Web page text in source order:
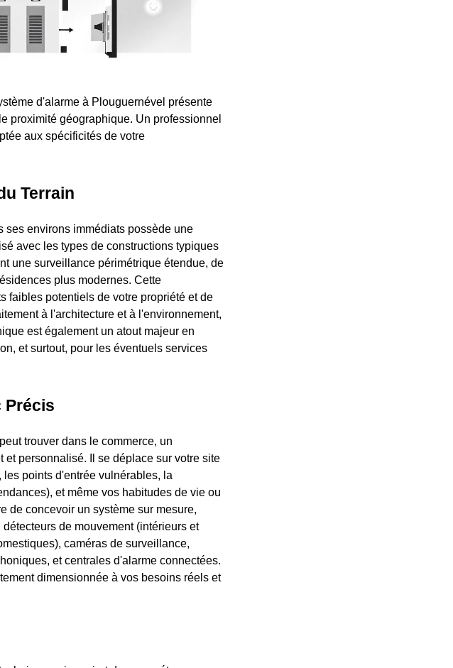
d'alarme à Plouguernével présente
proximité géographique. Un professionnel
aux spécificités de votre
Terrain
ses environs immédiats possède une
avec les types de constructions typiques
une surveillance périmétrique étendue, de
plus modernes. Cette
faibles potentiels de votre propriété et de
à l'architecture et à l'environnement,
est également un atout majeur en
et surtout, pour les éventuels services
Précis
trouver dans le commerce, un
personnalisé. Il se déplace sur votre site
points d'entrée vulnérables, la
et même vos habitudes de vie ou
de concevoir un système sur mesure,
de mouvement (intérieurs et
caméras de surveillance,
et centrales d'alarme connectées.
dimensionnée à vos besoins réels et